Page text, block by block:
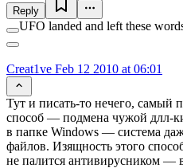
Reply
UFO landed and left these
Creat1ve Feb 12 2010 at 06:01
Тут и писать-то нечего, самый
способ — подмена чужой длл-
в папке Windows — система
файлов. Изящность этого
не палится антивирусником —